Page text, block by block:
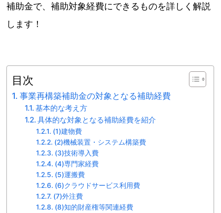
補助金で、補助対象経費にできるものを詳しく解説
します！
目次
事業再構築補助金の対象となる補助経費
基本的な考え方
具体的な対象となる補助経費を紹介
(1)建物費
(2)機械装置・システム構築費
(3)技術導入費
(4)専門家経費
(5)運搬費
(6)クラウドサービス利用費
(7)外注費
(8)知的財産権等関連経費